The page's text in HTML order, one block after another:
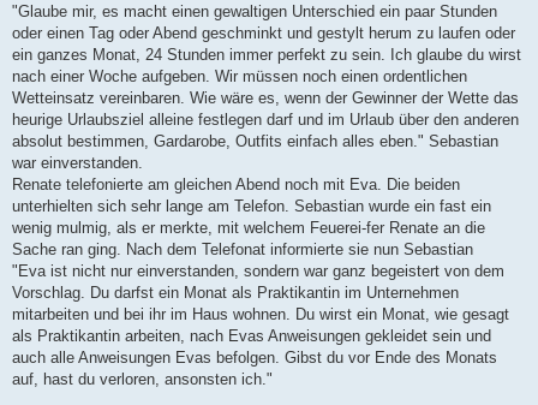
"Glaube mir, es macht einen gewaltigen Unterschied ein paar Stunden
oder einen Tag oder Abend geschminkt und gestylt herum zu laufen oder
ein ganzes Monat, 24 Stunden immer perfekt zu sein. Ich glaube du wirst
nach einer Woche aufgeben. Wir müssen noch einen ordentlichen
Wetteinsatz vereinbaren. Wie wäre es, wenn der Gewinner der Wette das
heurige Urlaubsziel alleine festlegen darf und im Urlaub über den anderen
absolut bestimmen, Gardarobe, Outfits einfach alles eben." Sebastian
war einverstanden.
Renate telefonierte am gleichen Abend noch mit Eva. Die beiden
unterhielten sich sehr lange am Telefon. Sebastian wurde ein fast ein
wenig mulmig, als er merkte, mit welchem Feuerei-fer Renate an die
Sache ran ging. Nach dem Telefonat informierte sie nun Sebastian
"Eva ist nicht nur einverstanden, sondern war ganz begeistert von dem
Vorschlag. Du darfst ein Monat als Praktikantin im Unternehmen
mitarbeiten und bei ihr im Haus wohnen. Du wirst ein Monat, wie gesagt
als Praktikantin arbeiten, nach Evas Anweisungen gekleidet sein und
auch alle Anweisungen Evas befolgen. Gibst du vor Ende des Monats
auf, hast du verloren, ansonsten ich."